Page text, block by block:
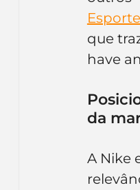
Esporte
que
have
da
A Nike